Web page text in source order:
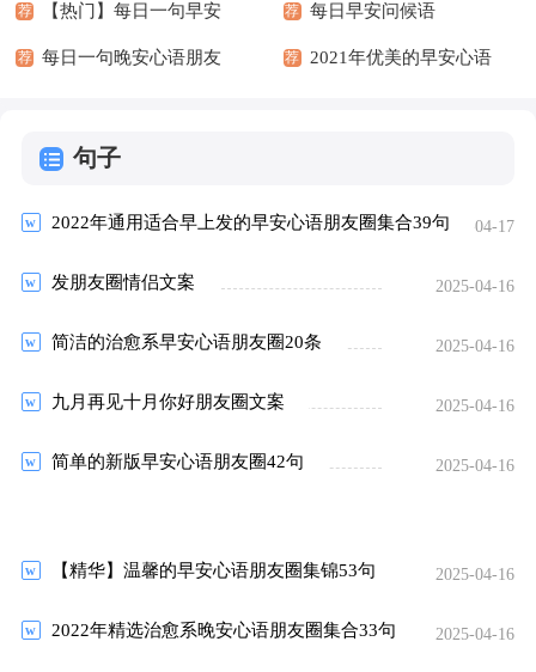
朋友圈问候语28条 朋友圈问候语大汇总64
句
荐 【热门】每日一句早安
朋友圈问候语20条
荐 每日早安问候语
荐 每日一句晚安心语朋友 荐 2021年优美的早安心语
句子
2022年通用适合早上发的早安心语朋友圈集合39句2025-04-17
发朋友圈情侣文案 2025-04-16
简洁的治愈系早安心语朋友圈20条 2025-04-16
九月再见十月你好朋友圈文案 2025-04-16
简单的新版早安心语朋友圈42句 2025-04-16
【精华】温馨的早安心语朋友圈集锦53句 2025-04-16
2022年精选治愈系晚安心语朋友圈集合33句 2025-04-16